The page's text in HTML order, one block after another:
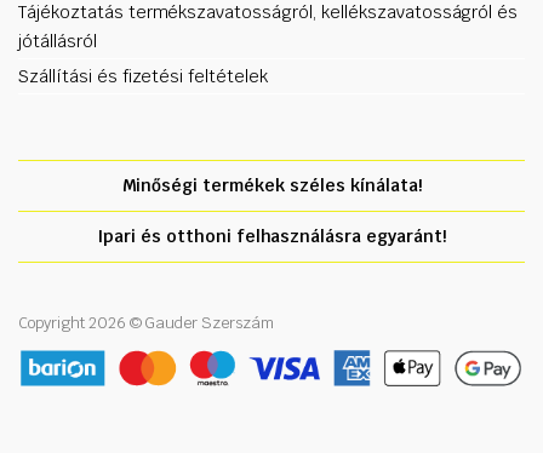
Tájékoztatás termékszavatosságról, kellékszavatosságról és
jótállásról
Szállítási és fizetési feltételek
Minőségi termékek széles kínálata!
Ipari és otthoni felhasználásra egyaránt!
Copyright 2026 © Gauder Szerszám